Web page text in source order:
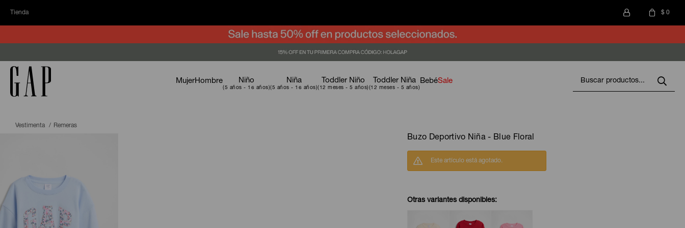
Tienda $ 0
MujerHombre Niño Niña Toddler Niño Toddler Niña BebéSale
Vestimenta Remeras
Buzo Deportivo Niña - Blue Floral
Este artículo está agotado.
Otras variantes disponibles: